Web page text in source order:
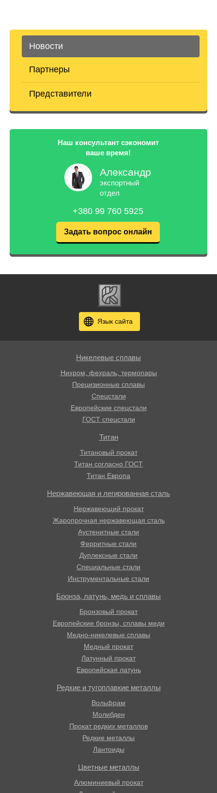
Новости
Партнеры
Представители
Наш консультант сэкономит
ваше время!
Александр
экспортный
отдел
+380 99 760 5925
Задать вопрос онлайн
Язык сайта
Никелевые сплавы
Нихром, фехраль, термопары
Прецизионные сплавы
Спецстали
Европейские спецстали
ГОСТ спецстали
Титан
Титановый прокат
Титан согласно ГОСТ
Титан Европа
Нержавеющая и легированная сталь
Нержавеющий прокат
Жаропрочная нержавеющая сталь
Аустенитные стали
Ферритные стали
Дуплексные стали
Специальные стали
Инструментальные стали
Бронза, латунь, медь и сплавы
Бронзовый прокат
Европейские бронзы, сплавы меди
Медно-никелевые сплавы
Медный прокат
Латунный прокат
Европейская латунь
Редкие и тугоплавкие металлы
Вольфрам
Молибден
Прокат редких металлов
Редкие металлы
Лантоиды
Цветные металлы
Алюминиевый прокат